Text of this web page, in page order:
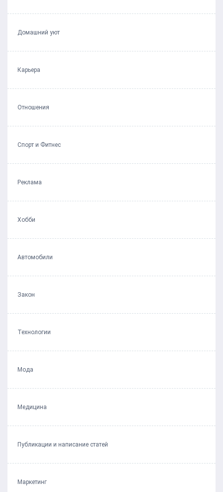
Домашний уют
Карьера
Отношения
Спорт и Фитнес
Реклама
Хобби
Автомобили
Закон
Технологии
Мода
Медицина
Публикации и написание статей
Маркетинг